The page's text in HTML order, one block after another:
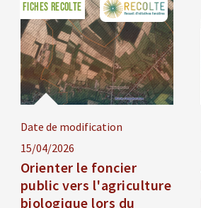
Date de modification
15/04/2026
Orienter le foncier
public vers l'agriculture
biologique lors du
FICHES RECOLTE